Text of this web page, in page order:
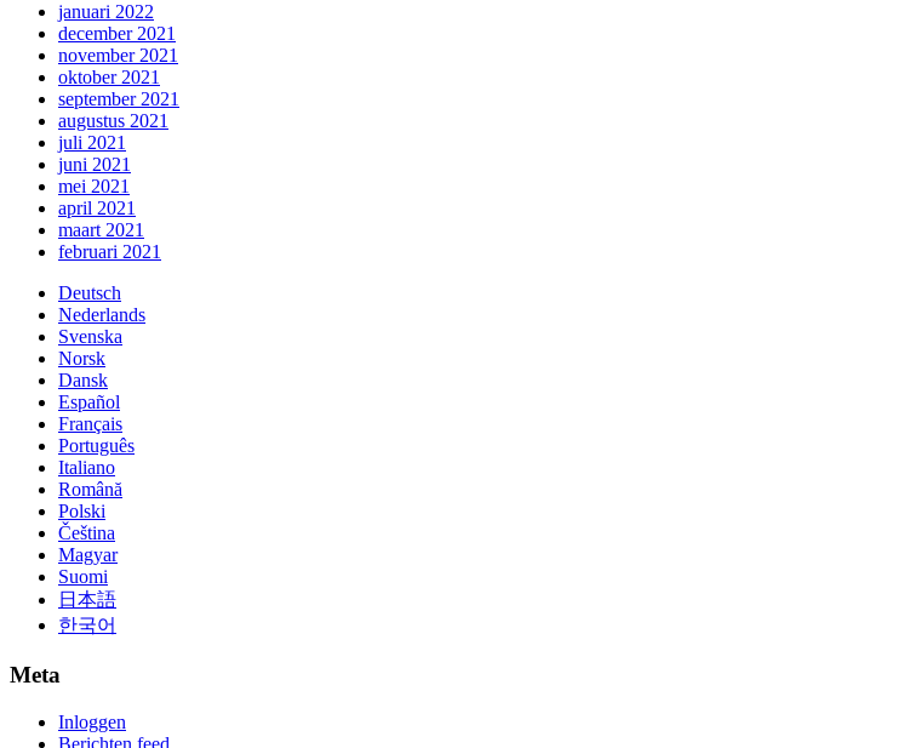
januari 2022
december 2021
november 2021
oktober 2021
september 2021
augustus 2021
juli 2021
juni 2021
mei 2021
april 2021
maart 2021
februari 2021
Deutsch
Nederlands
Svenska
Norsk
Dansk
Español
Français
Português
Italiano
Română
Polski
Čeština
Magyar
Suomi
日本語
한국어
Meta
Inloggen
Berichten feed